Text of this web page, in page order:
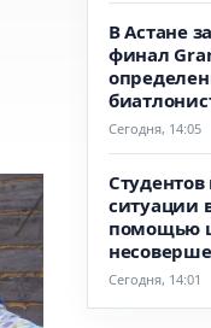
В Астане
финал
Сегодня, 14:05
ситуации
помощью
Сегодня, 14:01